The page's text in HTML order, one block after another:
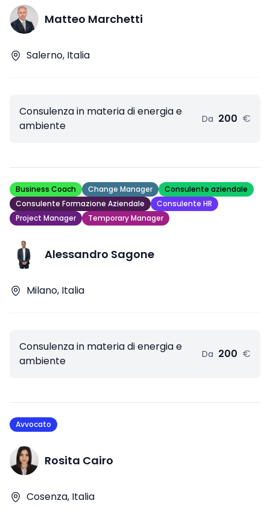
Matteo Marchetti
Salerno, Italia
Consulenza in materia di energia e
ambiente
Da 200 €
Business Coach Change Manager
Consulente aziendale
Consulente Formazione Aziendale
Consulente HR
Project Manager
Temporary Manager
Alessandro Sagone
Milano, Italia
Consulenza in materia di energia e
ambiente
Da 200 €
Avvocato
Rosita Cairo
Cosenza, Italia